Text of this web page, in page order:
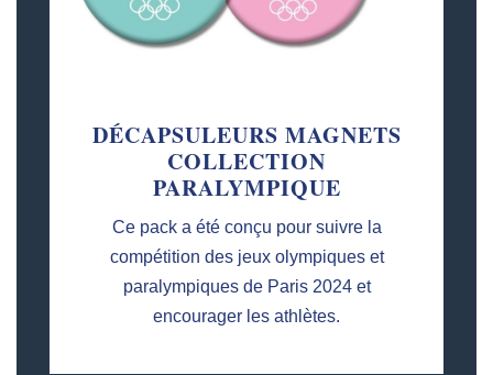
DÉCAPSULEURS MAGNETS
COLLECTION
PARALYMPIQUE
Ce pack a été conçu pour suivre la
compétition des jeux olympiques et
paralympiques de Paris 2024 et
encourager les athlètes.